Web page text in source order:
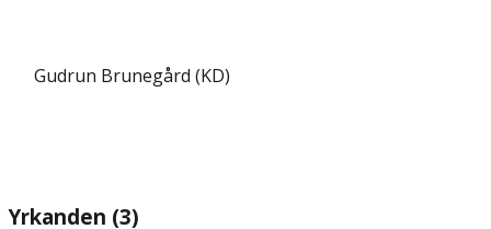
Gudrun Brunegård (KD)
Yrkanden (3)